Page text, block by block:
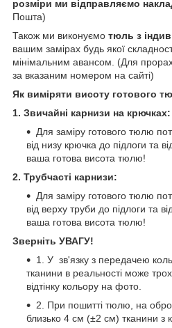
розміри ми відправляємо
Пошта)
Також ми виконуємо тюль з
вашим замірах будь якої
мінімальним авансом. (Для
за вказаним номером на сайті)
Як виміряти висоту готового
1. Звичайні карнизи на крючках:
Для заміру готового тюлю
від низу крючка до підлоги та
ваша готова висота тюлю!
2. Трубчасті карнизи:
Для заміру готового тюлю
від верху труби до підлоги та
ваша готова висота тюлю!
Зверніть УВАГУ!
1. У зв'язку з передачею
тканини в реальності може
відтінку кольору на фото.
2. При пошитті тюлю, на
близько 4 см (±2 см) тканини з